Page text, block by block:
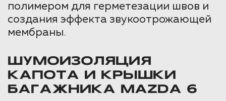
полимером для герметезации швов и
создания эффекта звукоотрожающей
мембраны.
ШУМОИЗОЛЯЦИЯ
КАПОТА И КРЫШКИ
БАГАЖНИКА MAZDA 6